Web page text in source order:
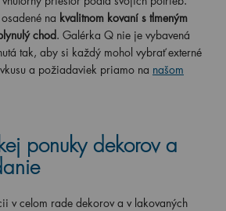
na kvalitnom kovaní s tlmeným
chod. Galérka Q nie je vybavená
tak, aby si každý mohol vybrať externé
a požiadaviek priamo na našom
ponuky dekorov a
v celom rade dekorov a v lakovaných